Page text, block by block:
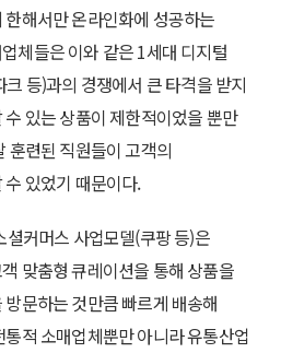
해서만 온라인화에 성공하는
체들은 이와 같은 1세대 디지털
등)과의 경쟁에서 큰 타격을 받지
있는 상품이 제한적이었을 뿐만
훈련된 직원들이 고객의
있었기 때문이다.
커머스 사업모델(쿠팡 등)은
맞춤형 큐레이션을 통해 상품을
문하는 것만큼 빠르게 배송해
적 소매업체뿐만 아니라 유통산업